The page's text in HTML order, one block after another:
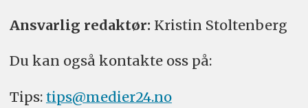
Ansvarlig redaktør: Kristin Stoltenberg
Du kan også kontakte oss på:
Tips: tips@medier24.no